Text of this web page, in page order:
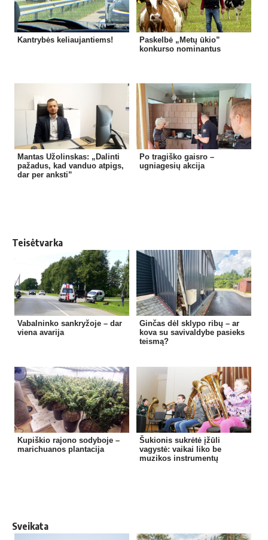
Kantrybės keliaujantiems!
Paskelbė „Metų ūkio”
konkurso nominantus
Mantas Užolinskas: „Dalinti
pažadus, kad vanduo atpigs,
dar per anksti”
Po tragiško gaisro –
ugniagesių akcija
Teisėtvarka
Vabalninko sankryžoje – dar
viena avarija
Ginčas dėl sklypo ribų – ar
kova su savivaldybe pasieks
teismą?
Kupiškio rajono sodyboje –
marichuanos plantacija
Šukionis sukrėtė įžūli
vagystė: vaikai liko be
muzikos instrumentų
Sveikata